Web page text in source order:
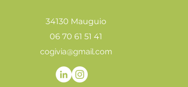
34130 Mauguio
06 70 61 51 41
cogivia@gmail.com